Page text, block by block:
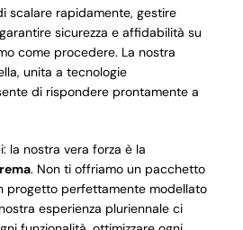
scalare rapidamente, gestire
sicurezza e affidabilità su
come procedere. La nostra
unita a tecnologie
di rispondere prontamente a
la nostra vera forza è la
. Non ti offriamo un pacchetto
progetto perfettamente modellato
esperienza pluriennale ci